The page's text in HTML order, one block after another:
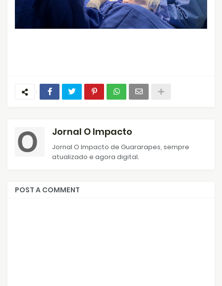
Jornal O Impacto
Jornal O Impacto de Guararapes, sempre
atualizado e agora digital.
POST A COMMENT